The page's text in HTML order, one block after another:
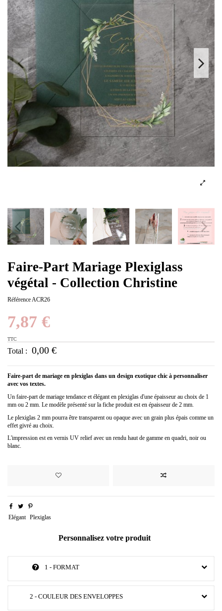
Faire-Part Mariage Plexiglass
végétal - Collection Christine
Référence ACR26
7,87 €
TTC
Total : 0,00 €
Faire-part de mariage en plexiglas dans un design exotique chic à personnaliser
avec vos textes.
Un faire-part de mariage tendance et élégant en plexiglas d'une épaisseur au choix de 1
mm ou 2 mm. Le modèle présenté sur la fiche produit est en épaisseur de 2 mm.
Le plexiglas 2 mm pourra être transparent ou opaque avec un grain plus épais comme un
effet givré au choix.
L'impression est en vernis UV relief avec un rendu haut de gamme en quadri, noir ou
blanc.
Elégant Plexiglas
Personnalisez votre produit
1 - FORMAT
2 - COULEUR DES ENVELOPPES